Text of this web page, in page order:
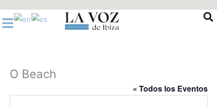
al
contenido
O Beach
« Todos los Eventos